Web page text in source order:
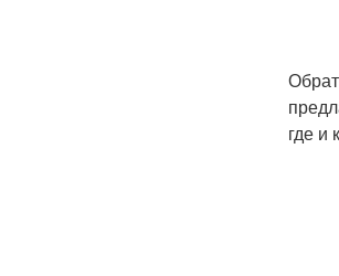
где и